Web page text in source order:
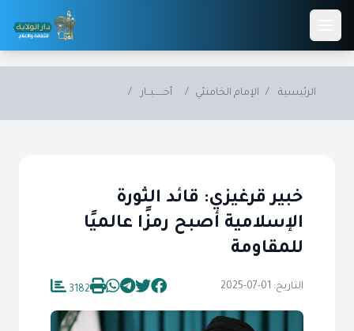
Skip to main content
الرئيسية / الإمام الخامنئي / أخــــــبــار /
خبير قرغيزي: قائد الثورة
الإسلامية أصبح رمزًا عالميًا
للمقاومة
التاريخ: 01-07-2025 3182